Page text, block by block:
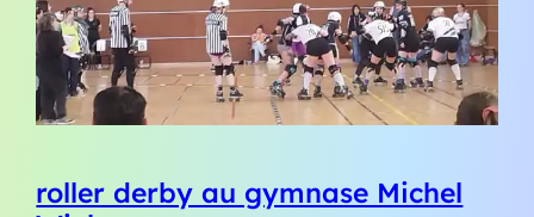
roller derby au gymnase Michel